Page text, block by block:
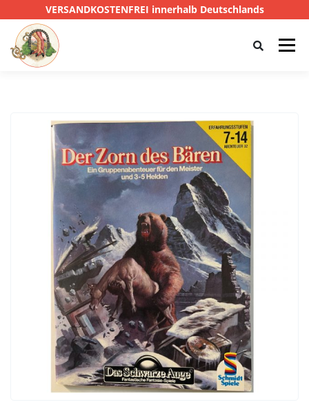
VERSANDKOSTENFREI innerhalb Deutschlands
Menü
DAS SCHWARZE AUGE D&D PRIVATE EYE
SONSTIGE 19,95 €